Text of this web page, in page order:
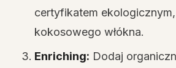
certyfikatem
kokosowego włókna.
Enriching: Dodaj